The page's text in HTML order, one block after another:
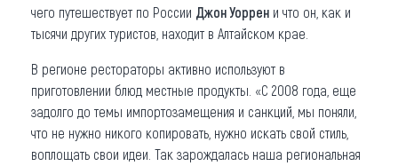
чего путешествует по России Джон Уоррен и что он, как и
тысячи других туристов, находит в Алтайском крае.
В регионе рестораторы активно используют в
приготовлении блюд местные продукты. «С 2008 года, еще
задолго до темы импортозамещения и санкций, мы поняли,
что не нужно никого копировать, нужно искать свой стиль,
воплощать свои идеи. Так зарождалась наша региональная